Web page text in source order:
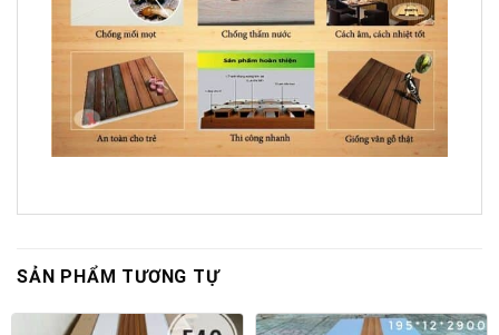
SẢN PHẨM TƯƠNG TỰ